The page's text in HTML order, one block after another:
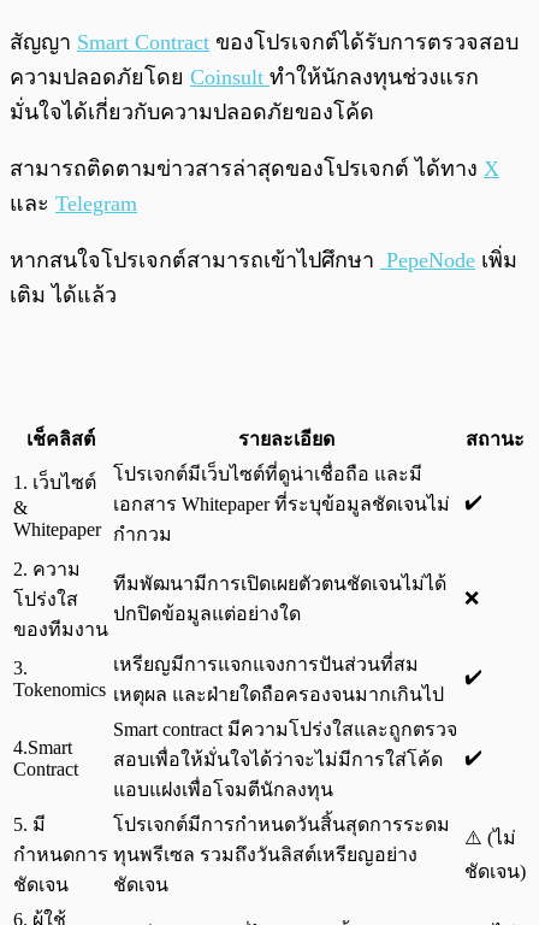
สัญญา Smart Contract ของโปรเจกต์ได้รับการตรวจสอบ
ความปลอดภัยโดย Coinsult ทำให้นักลงทุนช่วงแรก
มั่นใจได้เกี่ยวกับความปลอดภัยของโค้ด
สามารถติดตามข่าวสารล่าสุดของโปรเจกต์ ได้ทาง X
และ Telegram
หากสนใจโปรเจกต์สามารถเข้าไปศึกษา PepeNode เพิ่ม
เติม ได้แล้ว
เช็คลิสต์ รายละเอียด สถานะ
1. เว็บไซต์
&
Whitepaper
โปรเจกต์มีเว็บไซต์ที่ดูน่าเชื่อถือ และมี
เอกสาร Whitepaper ที่ระบุข้อมูลชัดเจนไม่
กำกวม
✔️
2. ความ
โปร่งใส
ของทีมงาน
ทีมพัฒนามีการเปิดเผยตัวตนชัดเจนไม่ได้
ปกปิดข้อมูลแต่อย่างใด
❌
3.
Tokenomics
เหรียญมีการแจกแจงการปันส่วนที่สม
เหตุผล และฝ่ายใดถือครองจนมากเกินไป
✔️
4.Smart
Contract
Smart contract มีความโปร่งใสและถูกตรวจ
สอบเพื่อให้มั่นใจได้ว่าจะไม่มีการใส่โค้ด
แอบแฝงเพื่อโจมตีนักลงทุน
✔️
5. มี
กำหนดการ
ชัดเจน
โปรเจกต์มีการกำหนดวันสิ้นสุดการระดม
ทุนพรีเซล รวมถึงวันลิสต์เหรียญอย่าง
ชัดเจน
⚠️ (ไม่
ชัดเจน)
6. ผู้ใช้